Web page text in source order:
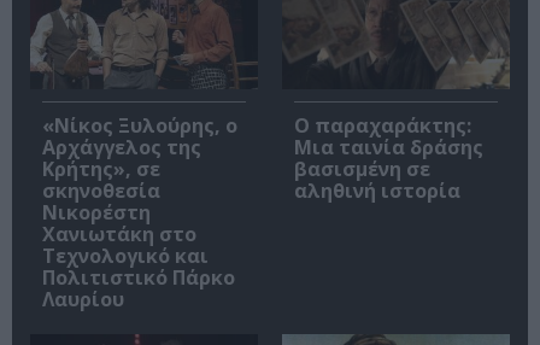
«Νίκος Ξυλούρης, ο
Αρχάγγελος της
Κρήτης», σε
σκηνοθεσία
Νικορέστη
Χανιωτάκη στο
Τεχνολογικό και
Πολιτιστικό Πάρκο
Λαυρίου
Ο παραχαράκτης:
Μια ταινία δράσης
βασισμένη σε
αληθινή ιστορία